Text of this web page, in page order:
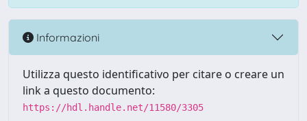
Informazioni
Utilizza questo identificativo per citare o creare un
link a questo documento:
https://hdl.handle.net/11580/3305